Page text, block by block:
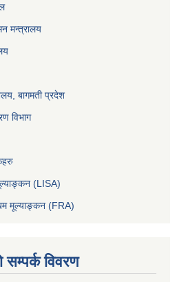
मन्त्रालय
बागमती प्रदेश
विभाग
(LISA)
मूल्याङ्कन (FRA)
सम्पर्क विवरण